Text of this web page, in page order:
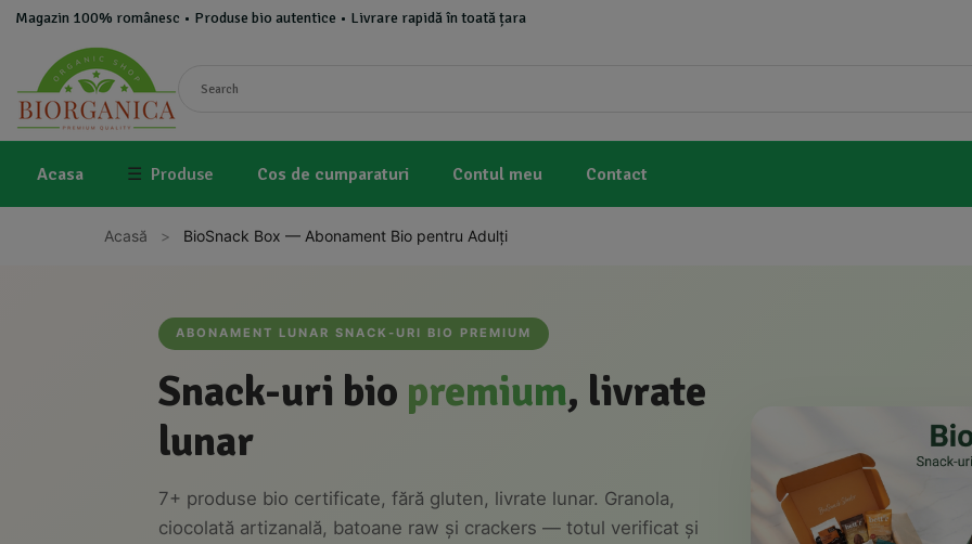
Magazin 100% românesc • Produse bio autentice • Livrare rapidă în toată țara
Acasa ☰ Produse Cos de cumparaturi Contul meu Contact
Acasă > BioSnack Box — Abonament Bio pentru Adulți
ABONAMENT LUNAR SNACK-URI BIO PREMIUM
Snack-uri bio premium, livrate
lunar
7+ produse bio certificate, fără gluten, livrate lunar. Granola,
ciocolată artizanală, batoane raw și crackers — totul verificat și
🎁 10% Reducere